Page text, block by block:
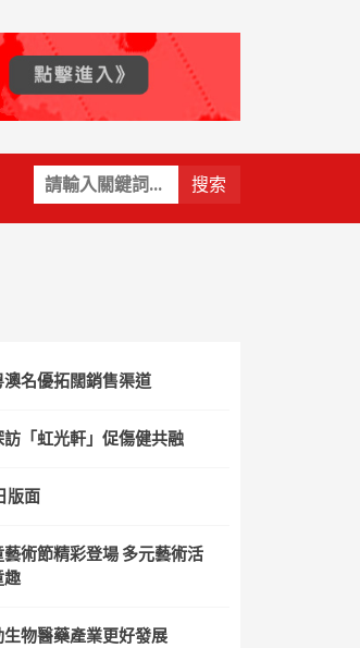
關
鍵
字:
名優拓闊銷售渠道
「虹光軒」促傷健共融
版面
術節精彩登場 多元藝術活
趣
物醫藥產業更好發展